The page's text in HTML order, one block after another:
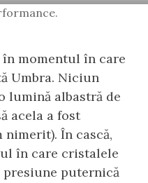
momentul în care
Umbra. Niciun
lumină albastră de
acela a fost
În cască,
în care cristalele
presiune puternică